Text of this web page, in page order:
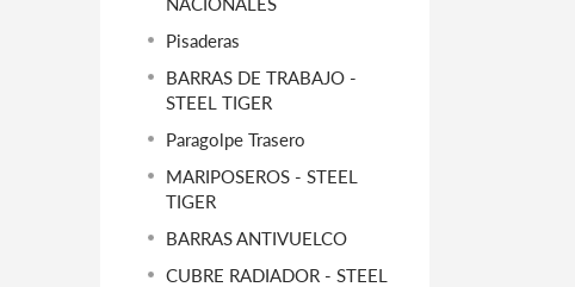
Pisaderas
BARRAS DE TRABAJO -
STEEL TIGER
Paragolpe Trasero
MARIPOSEROS - STEEL
TIGER
BARRAS ANTIVUELCO
CUBRE RADIADOR - STEEL